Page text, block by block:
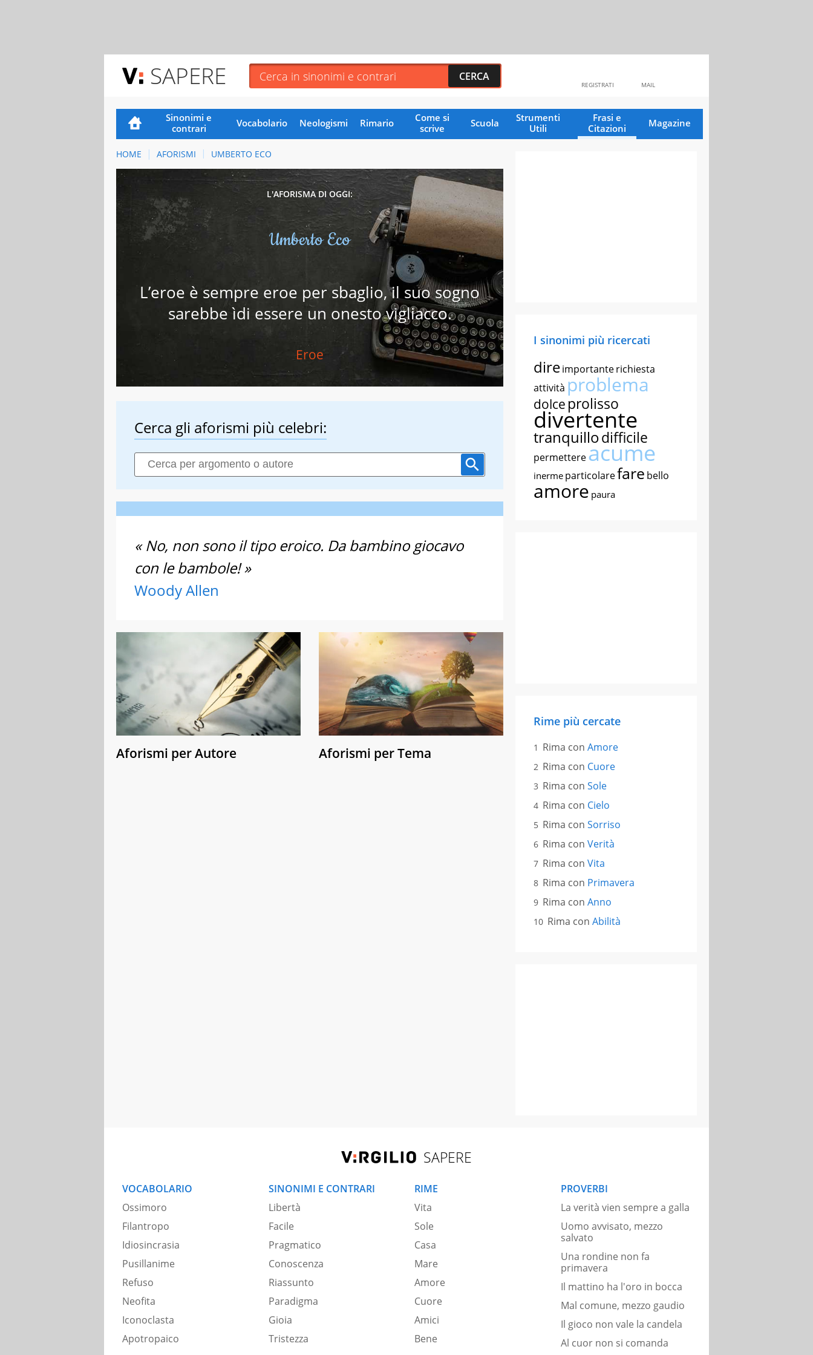
SAPERE MAIL
REGISTRATI
Sinonimi e
contrari
Vocabolario Neologismi Rimario
Come si
scrive
Scuola
Strumenti
Utili
Frasi e
Citazioni
Magazine
HOME AFORISMI UMBERTO ECO
L'AFORISMA DI OGGI:
Umberto Eco
L’eroe è sempre eroe per sbaglio, il suo sogno
sarebbe ìdi essere un onesto vigliacco.
Eroe
Cerca gli aforismi più celebri:
« No, non sono il tipo eroico. Da bambino giocavo
con le bambole! »
Woody Allen
Aforismi per Autore Aforismi per Tema
I sinonimi più ricercati
direimportanterichiesta
attività problema
dolce prolisso
divertente
tranquillodifficile
permettereacume
inerme particolarefare bello
amore paura
Rime più cercate
Rima con Amore
Rima con Cuore
Rima con Sole
Rima con Cielo
Rima con Sorriso
Rima con Verità
Rima con Vita
Rima con Primavera
Rima con Anno
Rima con Abilità
SAPERE
VOCABOLARIO
Ossimoro
Filantropo
Idiosincrasia
Pusillanime
Refuso
Neofita
Iconoclasta
Apotropaico
SINONIMI E CONTRARI
Libertà
Facile
Pragmatico
Conoscenza
Riassunto
Paradigma
Gioia
Tristezza
RIME
Vita
Sole
Casa
Mare
Amore
Cuore
Amici
Bene
PROVERBI
La verità vien sempre a galla
Uomo avvisato, mezzo
salvato
Una rondine non fa
primavera
Il mattino ha l'oro in bocca
Mal comune, mezzo gaudio
Il gioco non vale la candela
Al cuor non si comanda